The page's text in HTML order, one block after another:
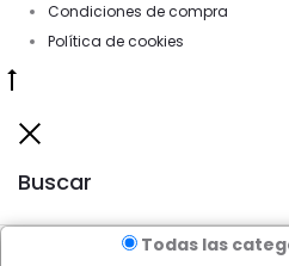
la
Condiciones de compra
Política de cookies
to
Buscar
Todas las